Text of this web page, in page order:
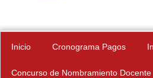
Inicio Cronograma Pagos
Concurso de Nombramiento Docente